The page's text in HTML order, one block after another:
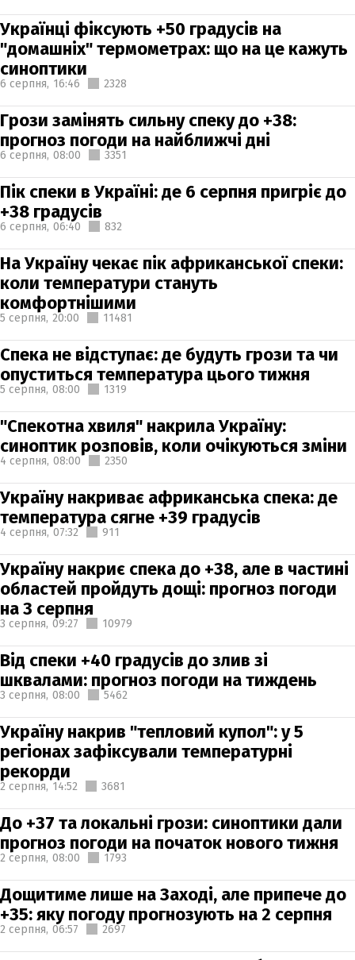
Українці фіксують +50 градусів на
"домашніх" термометрах: що на це кажуть
синоптики
6 серпня, 16:46 2328
Грози замінять сильну спеку до +38:
прогноз погоди на найближчі дні
6 серпня, 08:00 3351
Пік спеки в Україні: де 6 серпня пригріє до
+38 градусів
6 серпня, 06:40 832
На Україну чекає пік африканської спеки:
коли температури стануть
комфортнішими
5 серпня, 20:00 11481
Спека не відступає: де будуть грози та чи
опуститься температура цього тижня
5 серпня, 08:00 1319
"Спекотна хвиля" накрила Україну:
синоптик розповів, коли очікуються зміни
4 серпня, 08:00 2350
Україну накриває африканська спека: де
температура сягне +39 градусів
4 серпня, 07:32 911
Україну накриє спека до +38, але в частині
областей пройдуть дощі: прогноз погоди
на 3 серпня
3 серпня, 09:27 10979
Від спеки +40 градусів до злив зі
шквалами: прогноз погоди на тиждень
3 серпня, 08:00 5462
Україну накрив "тепловий купол": у 5
регіонах зафіксували температурні
рекорди
2 серпня, 14:52 3681
До +37 та локальні грози: синоптики дали
прогноз погоди на початок нового тижня
2 серпня, 08:00 1793
Дощитиме лише на Заході, але припече до
+35: яку погоду прогнозують на 2 серпня
2 серпня, 06:57 2697